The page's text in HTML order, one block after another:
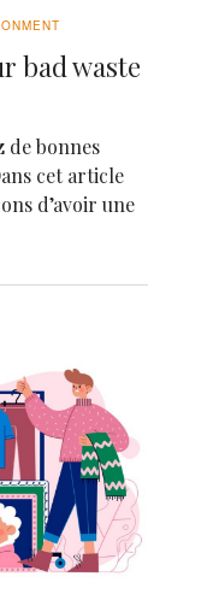
bad waste
de bonnes
cet article
d’avoir une